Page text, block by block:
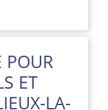
POUR
ET
LA-